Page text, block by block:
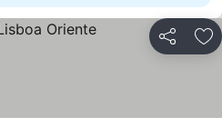
Partilhar